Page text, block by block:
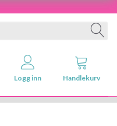
Logg inn Handlekurv